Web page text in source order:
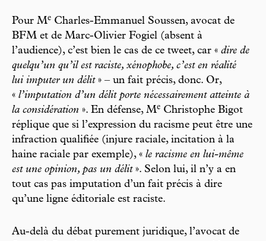
Pour Me Charles-Emmanuel Soussen, avocat de
BFM et de Marc-Olivier Fogiel (absent à
l’audience), c’est bien le cas de ce tweet, car « dire de
quelqu’un qu’il est raciste, xénophobe, c’est en réalité
lui ­imputer un délit» – un fait précis, donc. Or,
« l’imputation d’un délit porte nécessairement atteinte à
la considération ». En défense, Me Christophe Bigot
réplique que si l’expression du racisme peut être une
infraction qualifiée (injure raciale, incitation à la
haine raciale par exemple), « le racisme en lui-même
est une opinion, pas un délit». Selon lui, il n’y a en
tout cas pas imputation d’un fait précis à dire
qu’une ligne éditoriale est raciste.
Au-delà du débat purement juridique, l’avocat de